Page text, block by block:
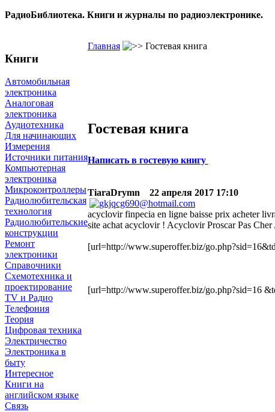
РадиоБиблиотека. Книги и журналы по радиоэлектронике.
Книги
Автомобильная
электроника
Аналоговая
электроника
Аудиотехника
Для начинающих
Измерения
Источники питания
Компьютерная
электроника
Микроконтроллеры
Радиолюбительская
технология
Радиолюбительские
конструкции
Ремонт
электроники
Справочники
Схемотехника и
проектирование
TV и Радио
Телефония
Теория
Цифровая техника
Электричество
Электроника в
быту
Интересное
Книги на
английском языке
Связь
Главная Гостевая книга
Гостевая книга
Написать в гостевую книгу
TiaraDrymn 22 апреля 2017 17:10
acyclovir finpecia en ligne baisse prix acheter
site achat acyclovir ! Acyclovir Proscar Pas
[url=http://www.superoffer.biz/
[url=http://www.superoffer.biz/go.php?sid=16